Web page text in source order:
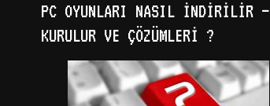
PC OYUNLARI NASIL İNDIRILIR –
KURULUR VE ÇÖZÜMLERI ?